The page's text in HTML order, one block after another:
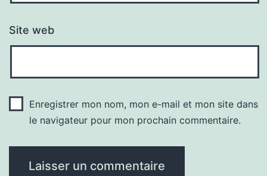
Site web
Enregistrer mon nom, mon e-mail et mon site dans
le navigateur pour mon prochain commentaire.